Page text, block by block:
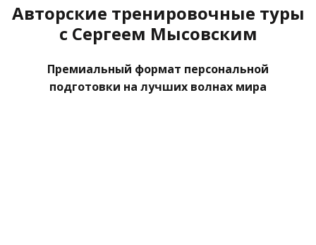
Авторские тренировочные туры
с Сергеем Мысовским
Премиальный формат персональной
подготовки на лучших волнах мира